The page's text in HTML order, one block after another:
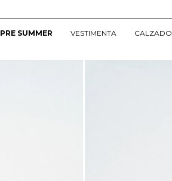
PRE SUMMER VESTIMENTA CALZADO